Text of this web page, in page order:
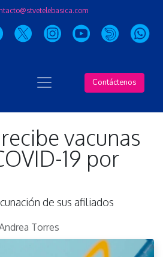
Contáctenos
vacunas
19 por
de sus afiliados
Torres